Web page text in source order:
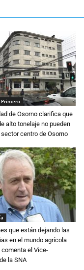
de Osorno clarifica que
alto tonelaje no pueden
centro de Osorno
que están dejando las
en el mundo agrícola
el Vice-
la SNA